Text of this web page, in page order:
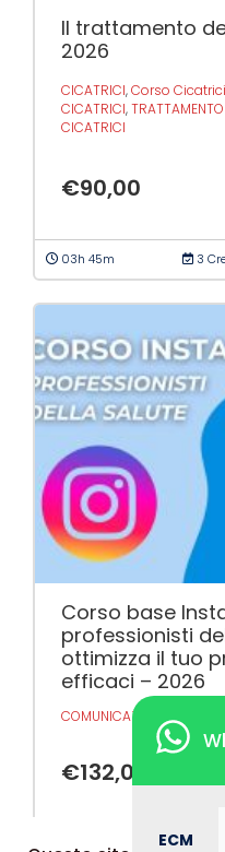
Il trattamento
2026
CICATRICI,Corso Cicatrici
CICATRICI,
CICATRICI
€90,00
03h 45m 3
Corso base
professionisti
ottimizza il tuo
efficaci – 2026
COMUNICAZIONE ,
€132,00
5
ECM